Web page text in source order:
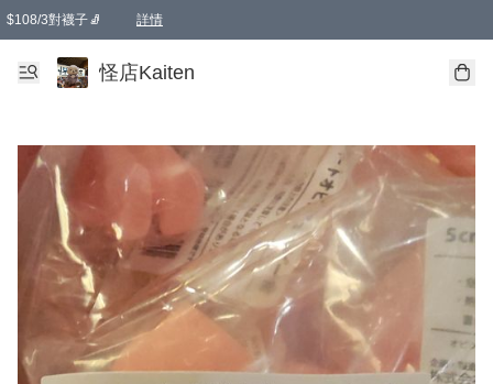
$108/3對襪子🧦 詳情
卡通傘☂️2把8折
購物滿 HKD 650.00即享免運費優惠！（適用於 本地送貨、本地取貨 )
怪店Kaiten